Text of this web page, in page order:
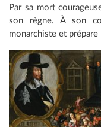
Par sa mort
son règne. À son
monarchiste et prépare